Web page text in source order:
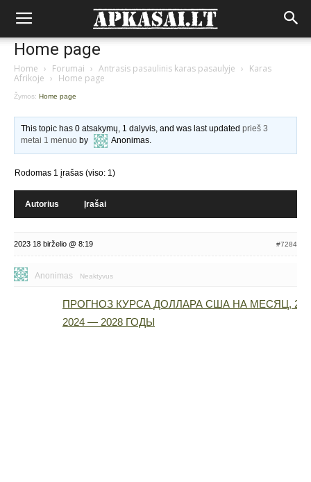
Home page
Home › Forumai › Antrasis pasaulinis karas pasaulyje › Karas
Afrikoje › Home page
Žymos: Home page
This topic has 0 atsakymų, 1 dalyvis, and was last updatedprieš 3
metai 1 mėnuo by Anonimas.
Rodomas 1 įrašas (viso: 1)
Autorius Įrašai
2023 18 birželio @ 8:19 #7284
Anonimas Neaktyvus
ПРОГНОЗ КУРСА ДОЛЛАРА США НА МЕСЯЦ,
2024 — 2028 ГОДЫ